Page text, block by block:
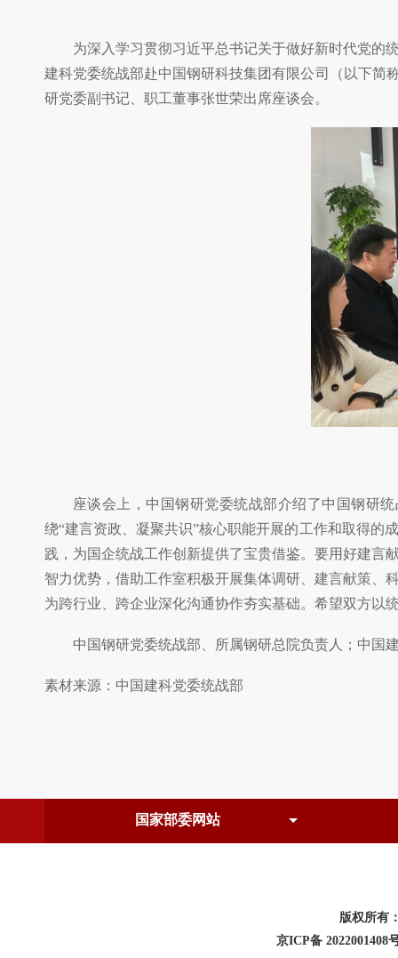
为深入学习贯彻习近平总书记关于做好新时代党的
建科党委统战部赴中国钢研科技集团有限公司（以下简
研党委副书记、职工董事张世荣出席座谈会。
座谈会上，中国钢研党委统战部介绍了中国钢研
绕“建言资政、凝聚共识”核心职能开展的工作和取得的
践，为国企统战工作创新提供了宝贵借鉴。要用好建言
智力优势，借助工作室积极开展集体调研、建言献策、
为跨行业、跨企业深化沟通协作夯实基础。希望双方以
中国钢研党委统战部、所属钢研总院负责人；中国
素材来源：中国建科党委统战部
版权所有
京ICP备 2022001408